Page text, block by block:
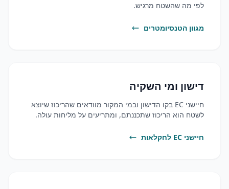
לפי מה שהשטח מרגיש.
מגוון הטנסיומטרים
דישון ומי השקיה
חיישני EC בקו הדישון ובמי המקור מוודאים שהריכוז שיוצא
לשטח הוא הריכוז שתכננתם, ומתריעים על מליחות עולה.
חיישני EC לחקלאות